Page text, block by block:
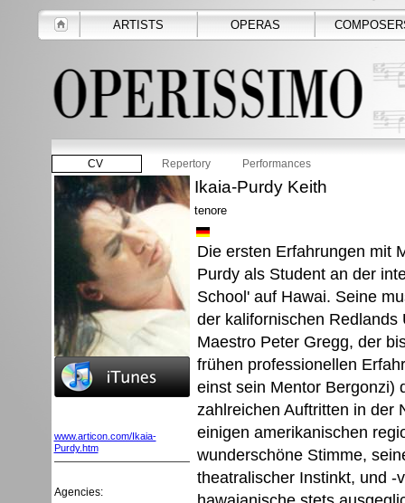
ARTISTS OPERAS
CV Repertory Performances
www.articon.com/Ikaia-
Purdy.htm
Agencies:
Ikaia-Purdy Keith
tenore
Die ersten Erfahrungen mit
Purdy als Student an der
School' auf Hawai. Seine
der kalifornischen
Maestro Peter Gregg, der
frühen professionellen
einst sein Mentor Bergonzi)
zahlreichen Auftritten in der
einigen amerikanischen
wunderschöne Stimme,
theatralischer Instinkt, und -